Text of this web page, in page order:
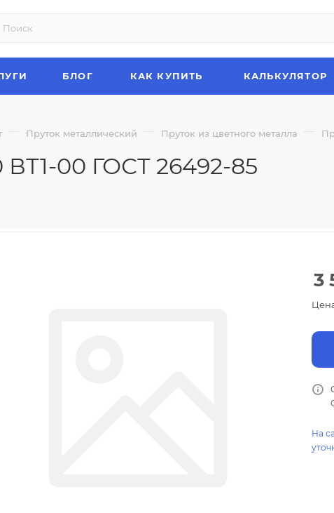
БЛОГ КАК КУПИТЬ КАЛЬКУЛЯТОР
— Пруток металлический — Пруток из цветного металла —
ВТ1-00 ГОСТ 26492-85
3
На